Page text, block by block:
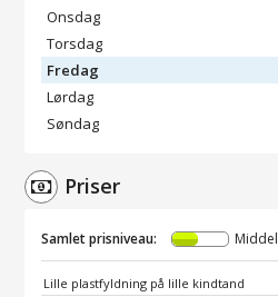
Onsdag
Torsdag
Fredag
Lørdag
Søndag
Priser
Samlet prisniveau: Middel
Lille plastfyldning på lille kindtand